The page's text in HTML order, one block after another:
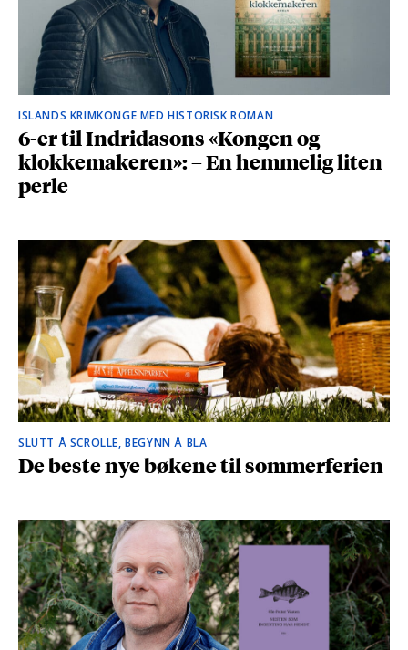
ISLANDS KRIMKONGE MED HISTORISK ROMAN
6-er til Indridasons «Kongen og
klokkemakeren»: – En hemmelig liten
perle
SLUTT Å SCROLLE, BEGYNN Å BLA
De beste nye bøkene til sommerferien